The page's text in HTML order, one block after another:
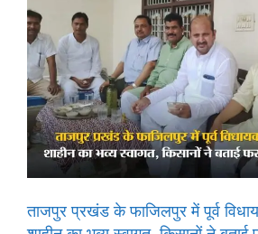
ताजपुर प्रखंड के फाजिलपुर में पूर्व